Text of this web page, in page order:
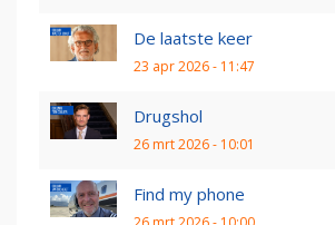
De laatste keer
23 apr 2026 - 11:47
Drugshol
26 mrt 2026 - 10:01
Find my phone